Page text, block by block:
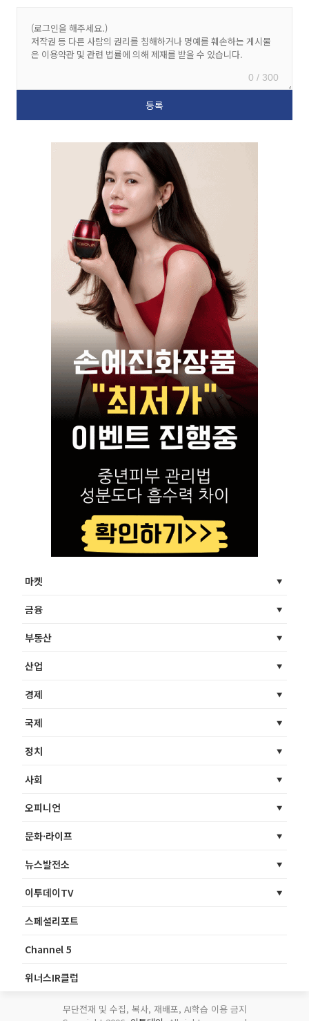
0 / 300
마켓
금융
부동산
산업
경제
국제
정치
사회
오피니언
문화·라이프
뉴스발전소
이투데이TV
스페셜리포트
Channel 5
위너스IR클럽
무단전재 및 수집, 복사, 재배포, AI학습 이용 금지